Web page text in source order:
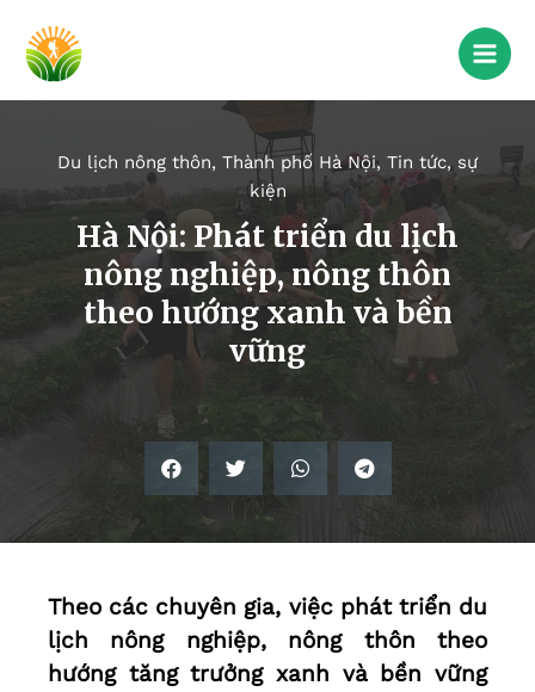
Du lịch nông thôn, Thành phố Hà Nội, Tin tức, sự
kiện
Hà Nội: Phát triển du lịch
nông nghiệp, nông thôn
theo hướng xanh và bền
vững
Theo các chuyên gia, việc phát triển du
lịch nông nghiệp, nông thôn theo
hướng tăng trưởng xanh và bền vững